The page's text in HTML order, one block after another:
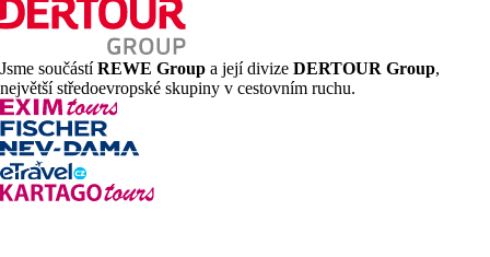
Fotogalerie
Jsme součástíREWE Group a její divize DERTOUR Group,
největší středoevropské skupiny v cestovním ruchu.